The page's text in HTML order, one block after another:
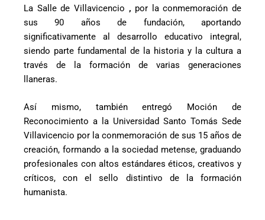
La Salle de Villavicencio , por la conmemoración de
sus 90 años de fundación, aportando
significativamente al desarrollo educativo integral,
siendo parte fundamental de la historia y la cultura a
través de la formación de varias generaciones
llaneras.
Así mismo, también entregó Moción de
Reconocimiento a la Universidad Santo Tomás Sede
Villavicencio por la conmemoración de sus 15 años de
creación, formando a la sociedad metense, graduando
profesionales con altos estándares éticos, creativos y
críticos, con el sello distintivo de la formación
humanista.